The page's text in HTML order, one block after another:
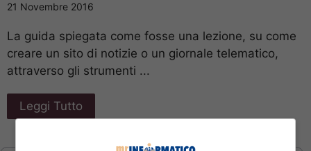
21 Novembre 2016
La guida spiegata come fosse una lezione, su come
creare un sito di notizie o un giornale telematico,
attraverso gli strumenti ...
Leggi Tutto